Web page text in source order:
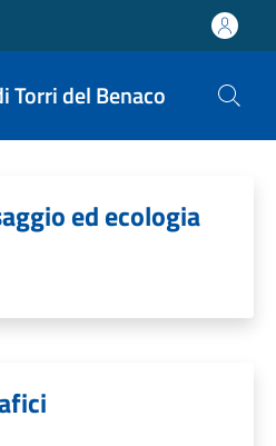
Torri del Benaco
ed ecologia